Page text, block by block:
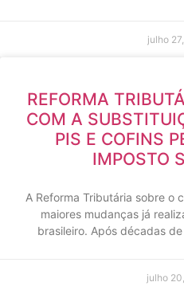
julho
REFORMA
COM A
PIS E COFINS
IMPOSTO
A Reforma Tributária sobre o
maiores mudanças já
brasileiro. Após décadas
julho